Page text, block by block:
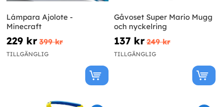
Lámpara Ajolote -
Minecraft
229 kr 399 kr
TILLGÄNGLIG
Gåvoset Super Mario Mugg
och nyckelring
137 kr 249 kr
TILLGÄNGLIG